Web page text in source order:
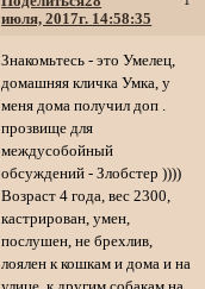
июля, 2017г. 14:58:35
Знакомьтесь - это Умелец,
домашняя кличка Умка, у
меня дома получил доп .
прозвище для
междусобойный
обсуждений - Злобстер ))))
Возраст 4 года, вес 2300,
кастрирован, умен,
послушен, не брехлив,
лоялен к кошкам и дома и на